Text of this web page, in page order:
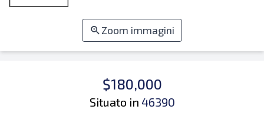
Zoom immagini
$180,000
Situato in 46390